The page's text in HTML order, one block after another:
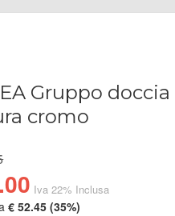
Gruppo
cromo
Iva 22% Inclusa
€ 52.45 (35%)